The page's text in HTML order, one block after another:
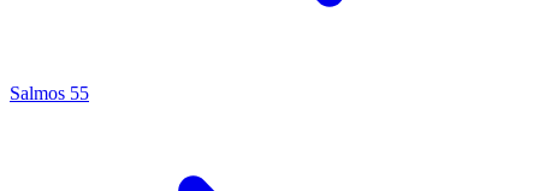
Salmos 55